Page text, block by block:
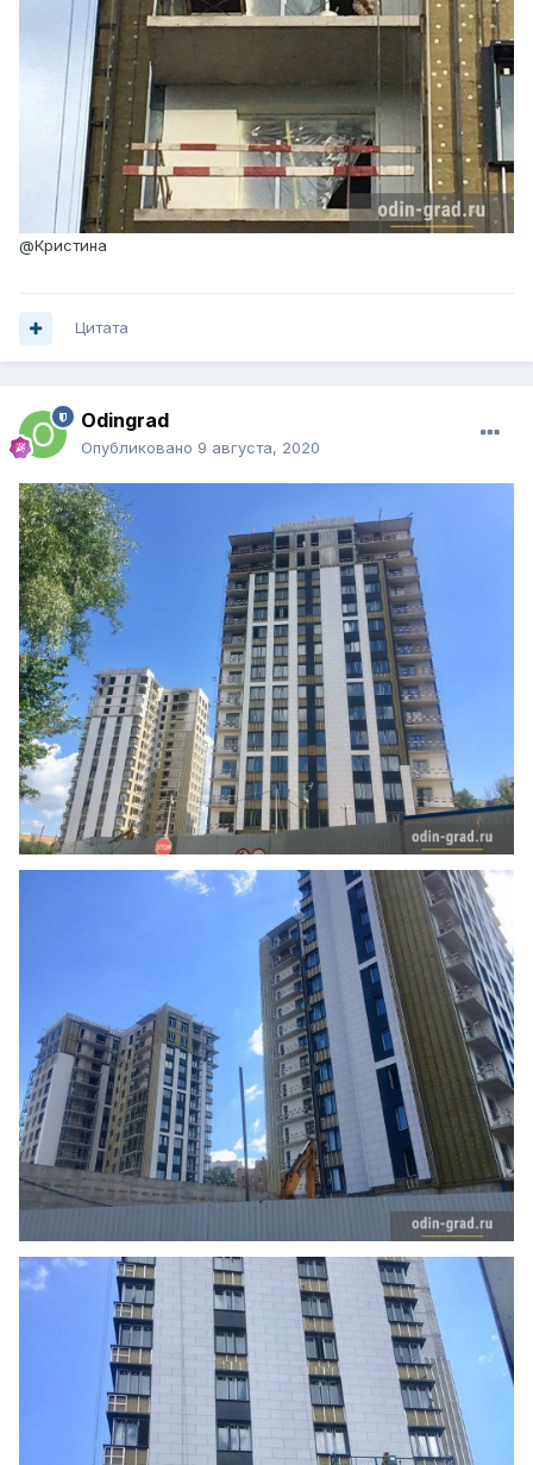
@Кристина
Цитата
Odingrad
Опубликовано 9 августа, 2020